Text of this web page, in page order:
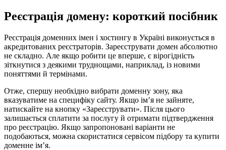
Реєстрація домену: короткий посібник
Реєстрація доменних імен і хостингу в Україні виконується в
акредитованих реєстраторів. Зареєструвати домен абсолютно
не складно. Але якщо робити це вперше, є вірогідність
зіткнутися з деякими труднощами, наприклад, із новими
поняттями й термінами.
Отже, спершу необхідно вибрати доменну зону, яка
вказуватиме на специфіку сайту. Якщо ім’я не зайняте,
натискайте на кнопку «Зареєструвати». Після цього
залишається сплатити за послугу й отримати підтвердження
про реєстрацію. Якщо запропоновані варіанти не
подобаються, можна скористатися сервісом підбору та купити
доменне ім’я.